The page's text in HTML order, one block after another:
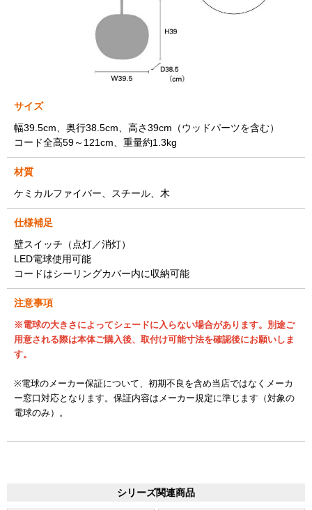
サイズ
幅39.5cm、奥行38.5cm、高さ39cm（ウッドパーツを含む）
コード全高59～121cm、重量約1.3kg
材質
ケミカルファイバー、スチール、木
仕様補足
壁スイッチ（点灯／消灯）
LED電球使用可能
コードはシーリングカバー内に収納可能
注意事項
※電球の大きさによってシェードに入らない場合があります。別途ご
用意される際は本体ご購入後、取付け可能寸法を確認後にお願いしま
す。
※電球のメーカー保証について、初期不良を含め当店ではなくメーカ
ー窓口対応となります。保証内容はメーカー規定に準じます（対象の
電球のみ）。
シリーズ関連商品